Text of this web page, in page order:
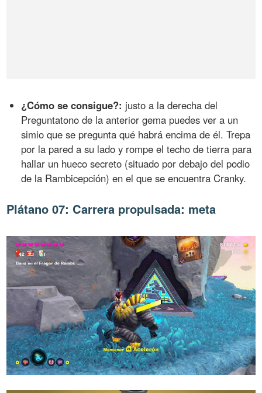
¿Cómo se consigue?: justo a la derecha del
Preguntatono de la anterior gema puedes ver a un
simio que se pregunta qué habrá encima de él. Trepa
por la pared a su lado y rompe el techo de tierra para
hallar un hueco secreto (situado por debajo del podio
de la Rambicepción) en el que se encuentra Cranky.
Plátano 07: Carrera propulsada: meta